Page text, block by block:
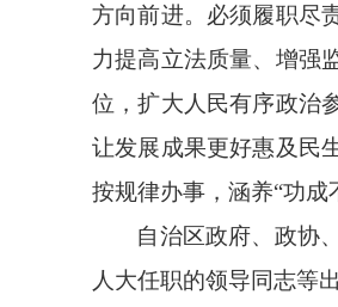
方向前进。必须履职尽
力提高立法质量、增强
位，扩大人民有序政治
让发展成果更好惠及民
按规律办事，涵养“功成
自治区政府、政协
人大任职的领导同志等